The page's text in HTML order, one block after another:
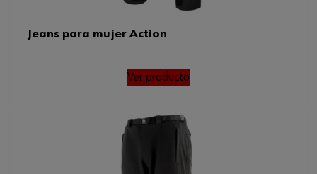
Jeans para mujer Action
Ver producto